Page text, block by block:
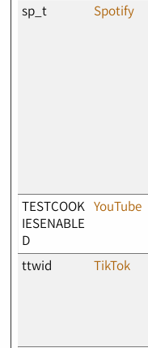
sp_t Spotify
TESTCOOK
IESENABLE
D
YouTube
ttwid TikTok